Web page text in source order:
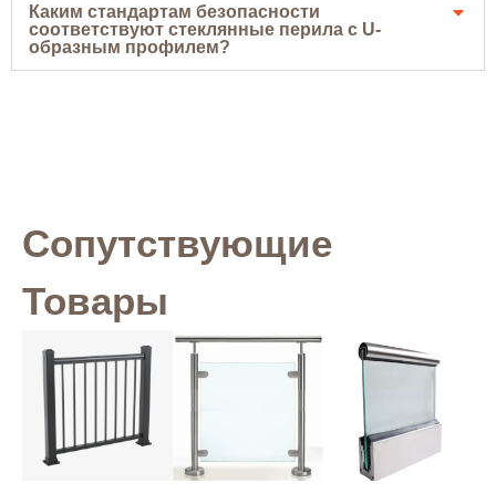
Каким стандартам безопасности
соответствуют стеклянные перила с U-
образным профилем?
Сопутствующие
Товары